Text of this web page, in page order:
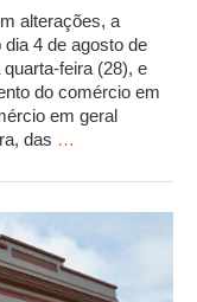
alterações, a
dia 4 de agosto de
feira (28), e
do comércio em
em geral
das …